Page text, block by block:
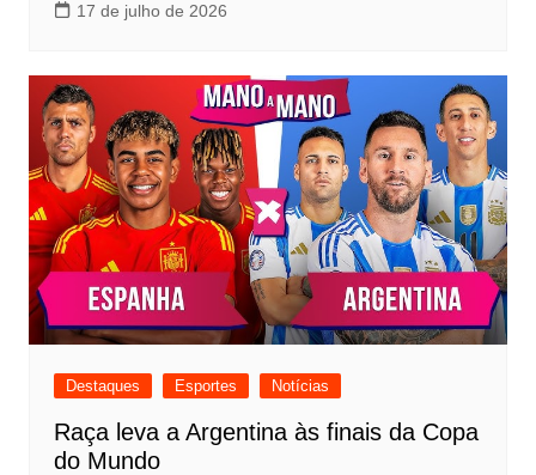
17 de julho de 2026
Destaques Esportes Notícias
Raça leva a Argentina às finais da Copa
do Mundo